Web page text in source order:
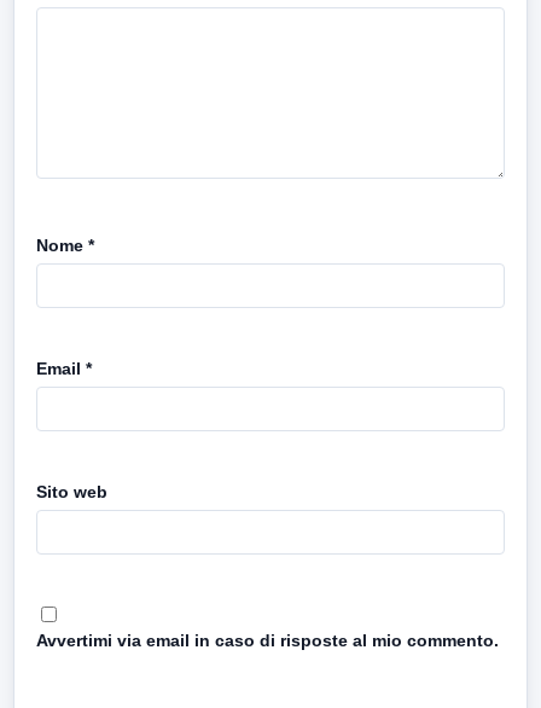
Nome *
Email *
Sito web
Avvertimi via email in caso di risposte al mio commento.